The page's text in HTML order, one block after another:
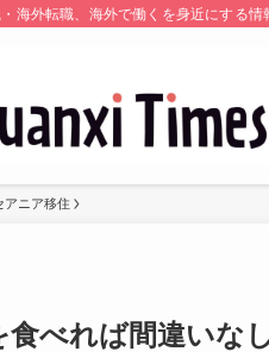
海外転職、海外で働くを身近にする
アニア移住
食べれば間違いな